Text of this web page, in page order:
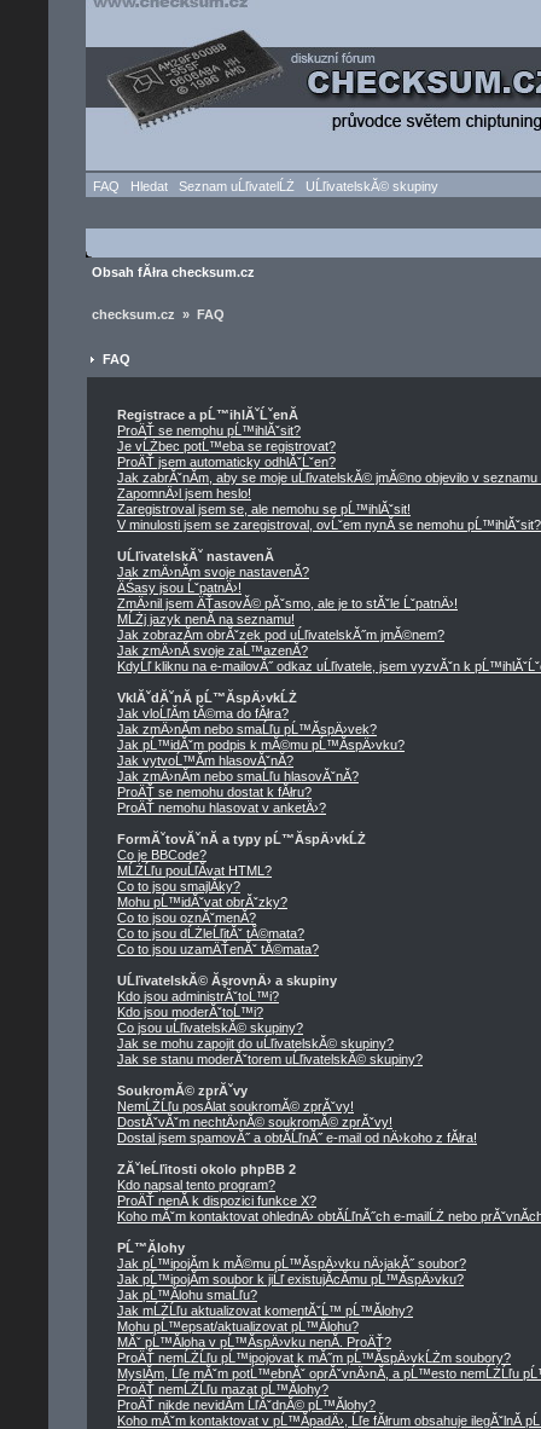
FAQ Hledat Seznam uĹľivatelĹŻ UĹľivatelskĂ© skupiny
Obsah fĂłra checksum.cz
checksum.cz » FAQ
FAQ
Registrace a pĹ™ihlĂˇĹˇenĂ­
ProÄŤ se nemohu pĹ™ihlĂˇsit?
Je vĹŻbec potĹ™eba se registrovat?
ProÄŤ jsem automaticky odhlĂˇĹˇen?
Jak zabrĂˇnĂ­m, aby se moje uĹľivatelskĂ© jmĂ©no objevilo v seznamu
ZapomnÄ›l jsem heslo!
Zaregistroval jsem se, ale nemohu se pĹ™ihlĂˇsit!
V minulosti jsem se zaregistroval, ovĹˇem nynĂ­ se nemohu
UĹľivatelskĂˇ nastavenĂ­
Jak zmÄ›nĂ­m svoje nastavenĂ­?
ÄŚasy jsou ĹˇpatnÄ›!
ZmÄ›nil jsem ÄŤasovĂ© pĂˇsmo, ale je to stĂˇle ĹˇpatnÄ›!
MĹŻj jazyk nenĂ­ na seznamu!
Jak zobrazĂ­m obrĂˇzek pod uĹľivatelskĂ˝m jmĂ©nem?
Jak zmÄ›nĂ­ svoje zaĹ™azenĂ­?
KdyĹľ kliknu na e-mailovĂ˝ odkaz uĹľivatele, jsem vyzvĂˇn k
VklĂˇdĂˇnĂ­ pĹ™Ă­spÄ›vkĹŻ
Jak vloĹľĂ­m tĂ©ma do fĂłra?
Jak zmÄ›nĂ­m nebo smaĹľu pĹ™Ă­spÄ›vek?
Jak pĹ™idĂˇm podpis k mĂ©mu pĹ™Ă­spÄ›vku?
Jak vytvoĹ™Ă­m hlasovĂˇnĂ­?
Jak zmÄ›nĂ­m nebo smaĹľu hlasovĂˇnĂ­?
ProÄŤ se nemohu dostat k fĂłru?
ProÄŤ nemohu hlasovat v anketÄ›?
FormĂˇtovĂˇnĂ­ a typy pĹ™Ă­spÄ›vkĹŻ
Co je BBCode?
MĹŻĹľu pouĹľĂ­vat HTML?
Co to jsou smajlĂ­ky?
Mohu pĹ™idĂˇvat obrĂˇzky?
Co to jsou oznĂˇmenĂ­?
Co to jsou dĹŻleĹľitĂˇ tĂ©mata?
Co to jsou uzamÄŤenĂˇ tĂ©mata?
UĹľivatelskĂ© ĂşrovnÄ› a skupiny
Kdo jsou administrĂˇtoĹ™i?
Kdo jsou moderĂˇtoĹ™i?
Co jsou uĹľivatelskĂ© skupiny?
Jak se mohu zapojit do uĹľivatelskĂ© skupiny?
Jak se stanu moderĂˇtorem uĹľivatelskĂ© skupiny?
SoukromĂ© zprĂˇvy
NemĹŻĹľu posĂ­lat soukromĂ© zprĂˇvy!
DostĂˇvĂˇm nechtÄ›nĂ© soukromĂ© zprĂˇvy!
Dostal jsem spamovĂ˝ a obtĂ­ĹľnĂ˝ e-mail od nÄ›koho z fĂłra!
ZĂˇleĹľitosti okolo phpBB 2
Kdo napsal tento program?
ProÄŤ nenĂ­ k dispozici funkce X?
Koho mĂˇm kontaktovat ohlednÄ› obtĂ­ĹľnĂ˝ch e-mailĹŻ nebo
PĹ™Ă­lohy
Jak pĹ™ipojĂ­m k mĂ©mu pĹ™Ă­spÄ›vku nÄ›jakĂ˝ soubor?
Jak pĹ™ipojĂ­m soubor k jiĹľ existujĂ­cĂ­mu pĹ™Ă­spÄ›vku?
Jak pĹ™Ă­lohu smaĹľu?
Jak mĹŻĹľu aktualizovat komentĂˇĹ™ pĹ™Ă­lohy?
Mohu pĹ™epsat/aktualizovat pĹ™Ă­lohu?
MĂˇ pĹ™Ă­loha v pĹ™Ă­spÄ›vku nenĂ­. ProÄŤ?
ProÄŤ nemĹŻĹľu pĹ™ipojovat k mĂ˝m pĹ™Ă­spÄ›vkĹŻm soubory?
MyslĂ­m, Ĺľe mĂˇm potĹ™ebnĂˇ oprĂˇvnÄ›nĂ­, a pĹ™esto nemĹŻĹľu
ProÄŤ nemĹŻĹľu mazat pĹ™Ă­lohy?
ProÄŤ nikde nevidĂ­m ĹľĂˇdnĂ© pĹ™Ă­lohy?
Koho mĂˇm kontaktovat v pĹ™Ă­padÄ›, Ĺľe fĂłrum obsahuje ilegĂˇlnĂ­